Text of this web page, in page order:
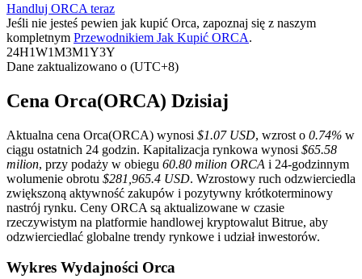
Kontrakty terminowe na USDT
Handluj ORCA teraz
Jeśli nie jesteś pewien jak kupić Orca, zapoznaj się z naszym
kompletnym Przewodnikiem Jak Kupić ORCA.
24H1W1M3M1Y3Y
Dane zaktualizowano o (UTC+8)
Cena Orca(ORCA) Dzisiaj
Aktualna cena Orca(ORCA) wynosi $1.07 USD, wzrost o 0.74% w
ciągu ostatnich 24 godzin. Kapitalizacja rynkowa wynosi $65.58
milion, przy podaży w obiegu 60.80 milion ORCA i 24-godzinnym
wolumenie obrotu $281,965.4 USD. Wzrostowy ruch odzwierciedla
zwiększoną aktywność zakupów i pozytywny krótkoterminowy
nastrój rynku. Ceny ORCA są aktualizowane w czasie
rzeczywistym na platformie handlowej kryptowalut Bitrue, aby
odzwierciedlać globalne trendy rynkowe i udział inwestorów.
Wykres Wydajności Orca